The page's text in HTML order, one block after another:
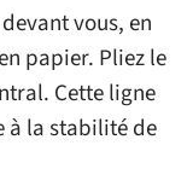
vous, en
papier. Pliez le
Cette ligne
à la stabilité de